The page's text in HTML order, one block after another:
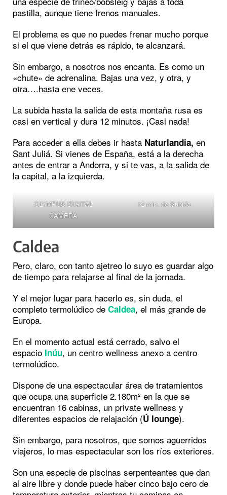
pastilla, aunque tiene frenos manuales.
El problema es que no puedes frenar mucho porque
si el que viene detrás es rápido, te alcanzará.
Sin embargo, a nosotros nos encanta. Es como un
«chute» de adrenalina. Bajas una vez, y otra, y
otra….hasta ene veces.
La subida hasta la salida de esta montaña rusa es
casi en vertical y dura 12 minutos. ¡Casi nada!
Para acceder a ella debes ir hasta Naturlandia, en
Sant Juliá. Si vienes de España, está a la derecha
antes de entrar a Andorra, y si te vas, a la salida de
la capital, a la izquierda.
OLYMPUS DIGITAL
CAMERA
12 min. de Subida
Caldea
Pero, claro, con tanto ajetreo lo suyo es guardar algo
de tiempo para relajarse al final de la jornada.
Y el mejor lugar para hacerlo es, sin duda, el
completo termolúdico de Caldea, el más grande de
Europa.
En el momento actual está cerrado, salvo el
espacio Inúu, un centro wellness anexo a centro
termolúdico.
Dispone de una espectacular área de tratamientos
que ocupa una superficie 2.180m² en la que se
encuentran 16 cabinas, un private wellness y
diferentes espacios de relajación (Ú lounge).
Sin embargo, para nosotros, que somos aguerridos
viajeros, lo mas espectacular son los ríos exteriores.
Son una especie de piscinas serpenteantes que dan
al aire libre y donde puede haber cinco bajo cero de